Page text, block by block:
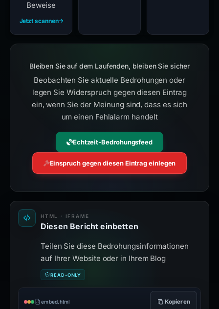
Beweise
Jetzt scannen
Bleiben Sie auf dem Laufenden, bleiben Sie sicher
Beobachten Sie aktuelle Bedrohungen oder
legen Sie Widerspruch gegen diesen Eintrag
ein, wenn Sie der Meinung sind, dass es sich
um einen Fehlalarm handelt
Echtzeit-Bedrohungsfeed
Einspruch gegen diesen Eintrag einlegen
HTML · IFRAME
Diesen Bericht einbetten
Teilen Sie diese Bedrohungsinformationen
auf Ihrer Website oder in Ihrem Blog
READ-ONLY
embed.html Kopieren